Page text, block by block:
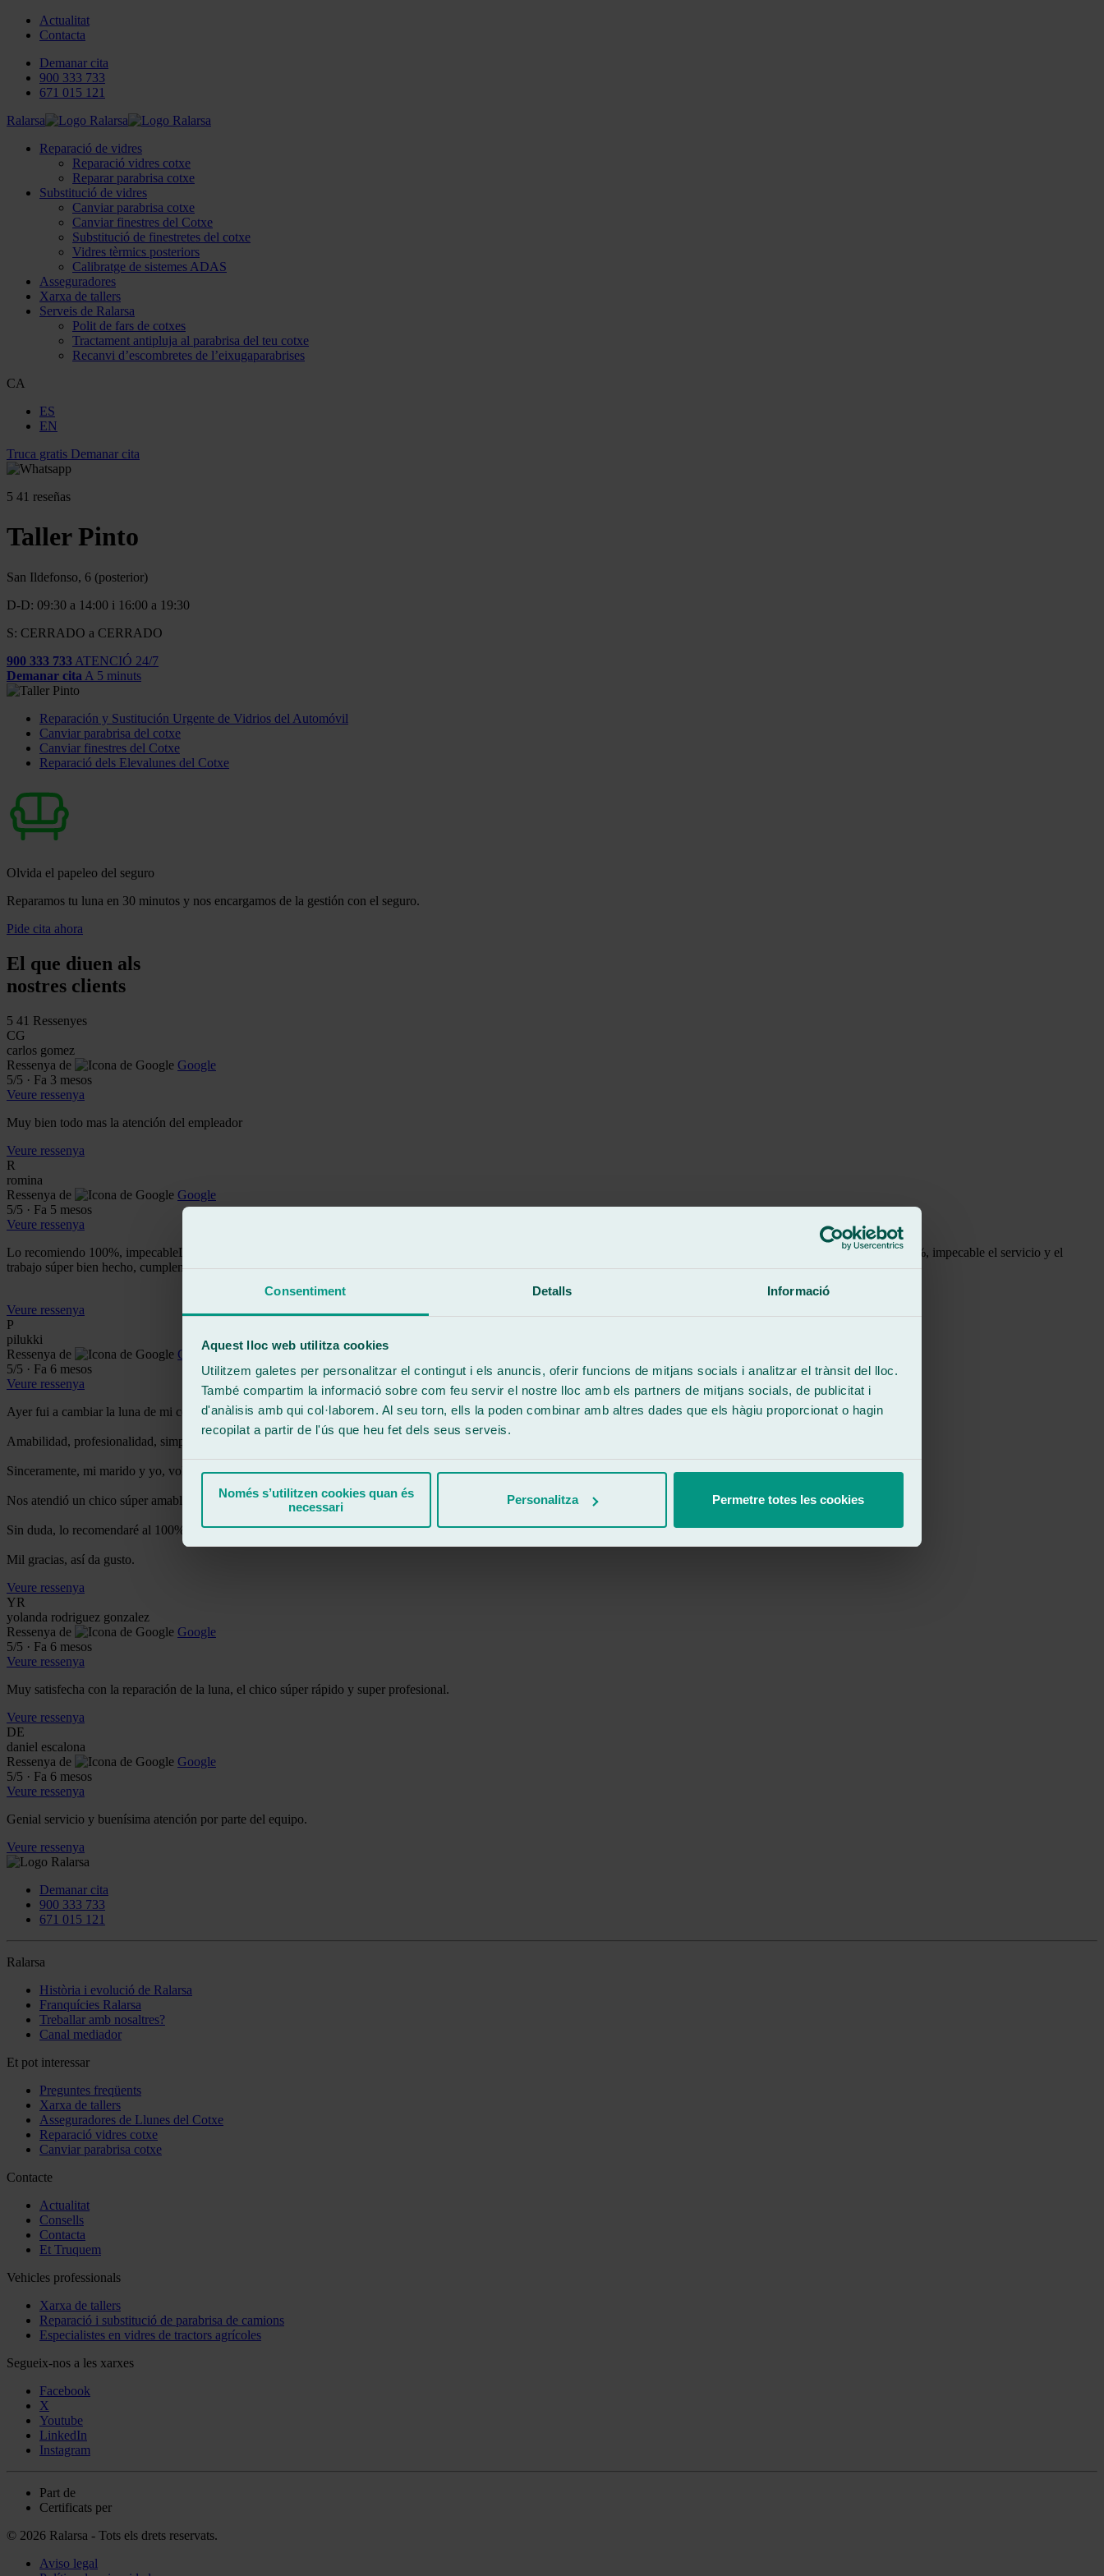
Consentiment Detalls Informació
Aquest lloc web utilitza cookies
Utilitzem galetes per personalitzar el contingut i els anuncis, oferir funcions de mitjans socials i analitzar el trànsit del lloc.
També compartim la informació sobre com feu servir el nostre lloc amb els partners de mitjans socials, de publicitat i
d'anàlisis amb qui col·laborem. Al seu torn, ells la poden combinar amb altres dades que els hàgiu proporcionat o hagin
recopilat a partir de l'ús que heu fet dels seus serveis.
Només s’utilitzen cookies quan és
necessari
Personalitza Permetre totes les cookies
Actualitat
Contacta
Demanar cita
900 333 733
671 015 121
Ralarsa
Reparació de vidres
Reparació vidres cotxe
Reparar parabrisa cotxe
Substitució de vidres
Canviar parabrisa cotxe
Canviar finestres del Cotxe
Substitució de finestretes del cotxe
Vidres tèrmics posteriors
Calibratge de sistemes ADAS
Asseguradores
Xarxa de tallers
Serveis de Ralarsa
Polit de fars de cotxes
Tractament antipluja al parabrisa del teu cotxe
Recanvi d’escombretes de l’eixugaparabrises
CA
ES
EN
Truca gratis Demanar cita
5 41 reseñas
Taller Pinto
San Ildefonso, 6 (posterior)
D-D: 09:30 a 14:00 i 16:00 a 19:30
S: CERRADO a CERRADO
900 333 733 ATENCIÓ 24/7
Demanar cita A 5 minuts
Reparación y Sustitución Urgente de Vidrios del Automóvil
Canviar parabrisa del cotxe
Canviar finestres del Cotxe
Reparació dels Elevalunes del Cotxe
Olvida el papeleo del seguro
Reparamos tu luna en 30 minutos y nos encargamos de la gestión con el seguro.
Pide cita ahora
El que diuen als
nostres clients
5 41 Ressenyes
CG
carlos gomez
Ressenya de
Google
5/5 · Fa 3 mesos
Veure ressenya
Muy bien todo mas la atención del empleador
Veure ressenya
R
romina
Ressenya de
Google
5/5 · Fa 5 mesos
Veure ressenya
Lo recomiendo 100%, impecableLo el servicio y el trabajo súper bien hecho, cumplen los plazos y en todo momento el trato es buenísimo. ¡¡Id sin dudarlo!!Lo recomiendo 100%, impecable el servicio y el
trabajo súper bien hecho, cumplen los plazos y en todo momento el trato es buenísimo. ¡¡Id sin dudarlo!!
Veure ressenya
P
pilukki
Ressenya de
Google
5/5 · Fa 6 mesos
Veure ressenya
Ayer fui a cambiar la luna de mi coche y la experiencia fue más que estupenda.
Amabilidad, profesionalidad, simpatía, rapidez, detallistas…
Sinceramente, mi marido y yo, volvimos encantados con el trato recibido.
Nos atendió un chico súper amable y la calidad de su trabajo, de 10.
Sin duda, lo recomendaré al 100% y volveré si así lo necesitara en otro momento.
Mil gracias, así da gusto.
Veure ressenya
YR
yolanda rodriguez gonzalez
Ressenya de
Google
5/5 · Fa 6 mesos
Veure ressenya
Muy satisfecha con la reparación de la luna, el chico súper rápido y super profesional.
Veure ressenya
DE
daniel escalona
Ressenya de
Google
5/5 · Fa 6 mesos
Veure ressenya
Genial servicio y buenísima atención por parte del equipo.
Veure ressenya
Demanar cita
900 333 733
671 015 121
Ralarsa
Història i evolució de Ralarsa
Franquícies Ralarsa
Treballar amb nosaltres?
Canal mediador
Et pot interessar
Preguntes freqüents
Xarxa de tallers
Asseguradores de Llunes del Cotxe
Reparació vidres cotxe
Canviar parabrisa cotxe
Contacte
Actualitat
Consells
Contacta
Et Truquem
Vehicles professionals
Xarxa de tallers
Reparació i substitució de parabrisa de camions
Especialistes en vidres de tractors agrícoles
Segueix-nos a les xarxes
Facebook
X
Youtube
LinkedIn
Instagram
Part de
Certificats per
© 2026 Ralarsa - Tots els drets reservats.
Aviso legal